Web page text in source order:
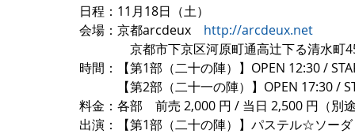
日程：11月18日（土）
会場：京都arcdeux http://arcdeux.net
京都市下京区河原町通高辻下る清水町
時間：【第1部（二十の陣）】OPEN 12:30 /
【第2部（二十一の陣）】OPEN 17:30 /
料金：各部　前売 2,000 円 / 当日 2,500 円（別
出演：【第1部（二十の陣）】パステル☆ソー